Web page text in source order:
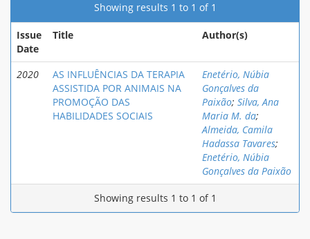
Showing results 1 to 1 of 1
Issue
Date
Title Author(s)
2020
AS INFLUÊNCIAS DA TERAPIA
ASSISTIDA POR ANIMAIS NA
PROMOÇÃO DAS
HABILIDADES SOCIAIS
Enetério, Núbia
Gonçalves da
Paixão; Silva, Ana
Maria M. da;
Almeida, Camila
Hadassa Tavares;
Enetério, Núbia
Gonçalves da Paixão
Showing results 1 to 1 of 1